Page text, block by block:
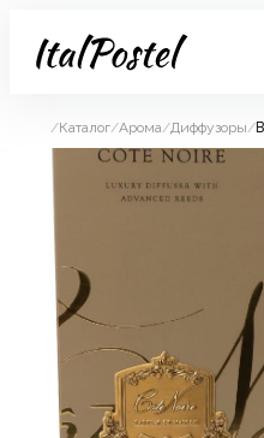
/Каталог/Арома/Диффузоры/